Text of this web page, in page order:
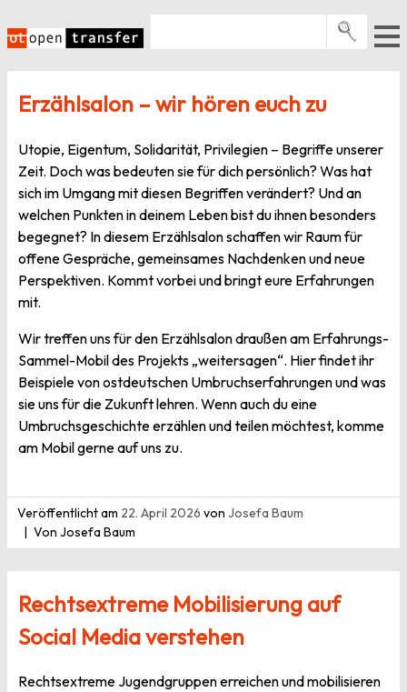
Inhalt
springen
Events
E-Books
Über uns
News
Newsletter
Erzählsalon – wir hören euch zu
Utopie, Eigentum, Solidarität, Privilegien – Begriffe unserer
Zeit. Doch was bedeuten sie für dich persönlich? Was hat
sich im Umgang mit diesen Begriffen verändert? Und an
welchen Punkten in deinem Leben bist du ihnen besonders
begegnet? In diesem Erzählsalon schaffen wir Raum für
offene Gespräche, gemeinsames Nachdenken und neue
Perspektiven. Kommt vorbei und bringt eure Erfahrungen
mit.
Wir treffen uns für den Erzählsalon draußen am Erfahrungs-
Sammel-Mobil des Projekts „weitersagen“. Hier findet ihr
Beispiele von ostdeutschen Umbruchserfahrungen und was
sie uns für die Zukunft lehren. Wenn auch du eine
Umbruchsgeschichte erzählen und teilen möchtest, komme
am Mobil gerne auf uns zu.
Veröffentlicht am 22. April 2026 von Josefa Baum
Von Josefa Baum
Rechtsextreme Mobilisierung auf
Social Media verstehen
Rechtsextreme Jugendgruppen erreichen und mobilisieren